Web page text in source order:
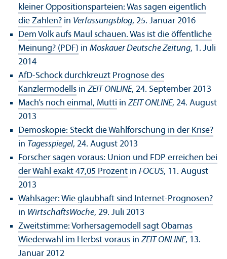
kleiner Oppositionsparteien: Was sagen eigentlich
die Zahlen? in Verfassungsblog, 25. Januar 2016
Dem Volk aufs Maul schauen. Was ist die öffentliche
Meinung? (PDF) in Moskauer Deutsche Zeitung, 1. Juli
2014
AfD-Schock durchkreuzt Prognose des
Kanzlermodells inZEIT ONLINE, 24. September 2013
Mach’s noch einmal, Mutti inZEIT ONLINE, 24. August
2013
Demoskopie: Steckt die Wahlforschung in der Krise?
in Tagesspiegel, 24. August 2013
Forscher sagen voraus: Union und FDP erreichen bei
der Wahl exakt 47,05 Prozent in FOCUS, 11. August
2013
Wahlsager: Wie glaubhaft sind Internet-Prognosen?
in WirtschaftsWoche, 29. Juli 2013
Zweitstimme: Vorhersagemodell sagt Obamas
Wiederwahl im Herbst voraus inZEIT ONLINE, 13.
Januar 2012